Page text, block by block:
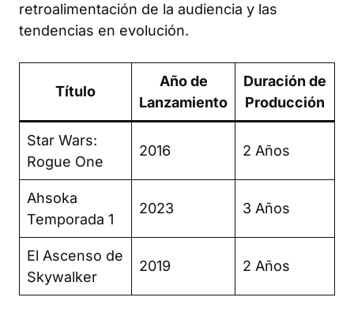
retroalimentación de la audiencia y las
tendencias en evolución.
Título
Año de
Lanzamiento
Duración de
Producción
Star Wars:
Rogue One
2016 2 Años
Ahsoka
Temporada 1
2023 3 Años
El Ascenso de
Skywalker
2019 2 Años